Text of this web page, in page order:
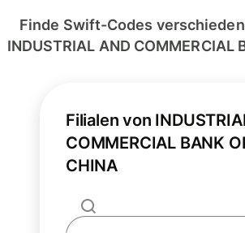
Finde Swift-Codes
INDUSTRIAL AND COMMERCIAL
Filialen von
COMMERCIAL BANK
CHINA